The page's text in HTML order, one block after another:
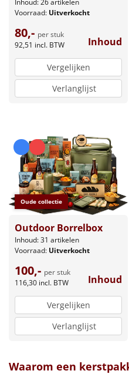
Voorraad: Uitverkocht
80,- per stuk
92,51 incl. BTW Inhoud
Vergelijken
Verlanglijst
Oude collectie
Outdoor Borrelbox
Inhoud: 31 artikelen
Voorraad: Uitverkocht
100,- per stuk
116,30 incl. BTW Inhoud
Vergelijken
Verlanglijst
Waarom een